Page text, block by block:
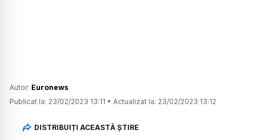
Autor: Euronews
Publicat la: 23/02/2023 13:11 • Actualizat la: 23/02/2023 13:12
DISTRIBUIȚI ACEASTĂ ȘTIRE